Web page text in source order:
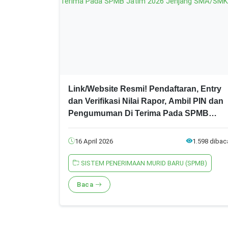
Link/Website Resmi! Pendaftaran, Entry
dan Verifikasi Nilai Rapor, Ambil PIN dan
Pengumuman Di Terima Pada SPMB
16 April 2026 1.598
SISTEM PENERIMAAN MURID BARU (SPMB)
Baca